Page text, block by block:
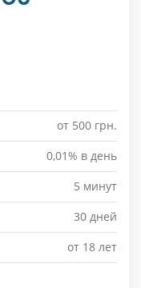
от 500 грн.
0,01% в день
5 минут
30 дней
от 18 лет